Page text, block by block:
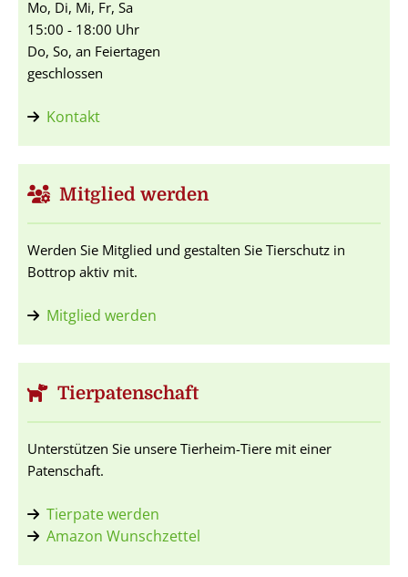
Mo, Di, Mi, Fr, Sa
15:00 - 18:00 Uhr
Do, So, an Feiertagen
geschlossen
Kontakt
Mitglied werden
Werden Sie Mitglied und gestalten Sie Tierschutz in
Bottrop aktiv mit.
Mitglied werden
Tierpatenschaft
Unterstützen Sie unsere Tierheim-Tiere mit einer
Patenschaft.
Tierpate werden
Amazon Wunschzettel